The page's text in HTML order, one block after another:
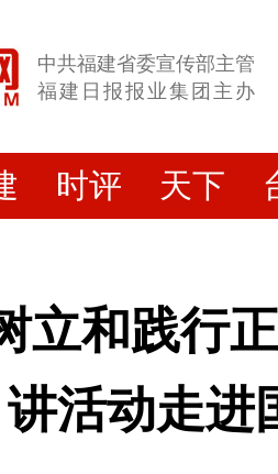
中共福建省委宣传部主管
福建日报报业集团主办
时评 天下
立和践行
讲活动走进